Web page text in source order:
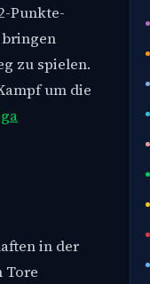
Punkte-
zu spielen.
um die
in der
Tore